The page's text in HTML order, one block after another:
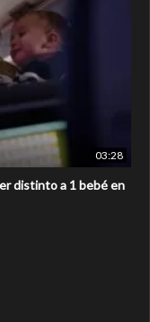
03:28
distinto a 1 bebé en